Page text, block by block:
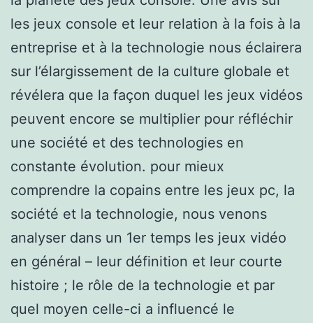
les jeux console et leur relation à la fois à la
entreprise et à la technologie nous éclairera
sur l’élargissement de la culture globale et
révélera que la façon duquel les jeux vidéos
peuvent encore se multiplier pour réfléchir
une société et des technologies en
constante évolution. pour mieux
comprendre la copains entre les jeux pc, la
société et la technologie, nous venons
analyser dans un 1er temps les jeux vidéo
en général – leur définition et leur courte
histoire ; le rôle de la technologie et par
quel moyen celle-ci a influencé le